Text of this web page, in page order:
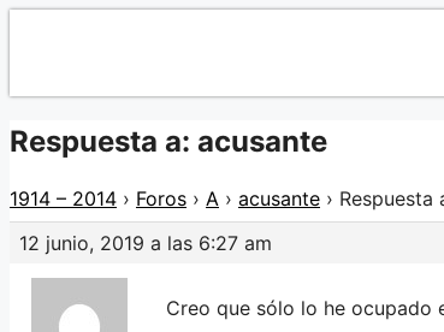
Respuesta a: acusante
1914 – 2014 › Foros › A › acusante › Respuesta
12 junio, 2019 a las 6:27 am
Creo que sólo lo he ocupado